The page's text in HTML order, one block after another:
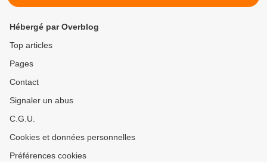
Hébergé par Overblog
Top articles
Pages
Contact
Signaler un abus
C.G.U.
Cookies et données personnelles
Préférences cookies